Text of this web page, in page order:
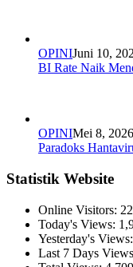
OPINIJuni 10,
BI Rate Naik
OPINIMei 8, 2026
Paradoks
Statistik Website
Online Visitors: 22
Today's Views:
Yesterday's Views:
Last 7 Days